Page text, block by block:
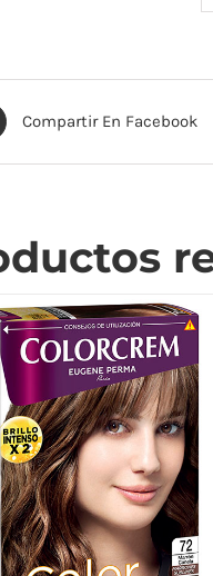
Compartir En Facebook